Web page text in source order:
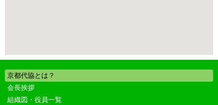
京都代協とは？
会長挨拶
組織図・役員一覧